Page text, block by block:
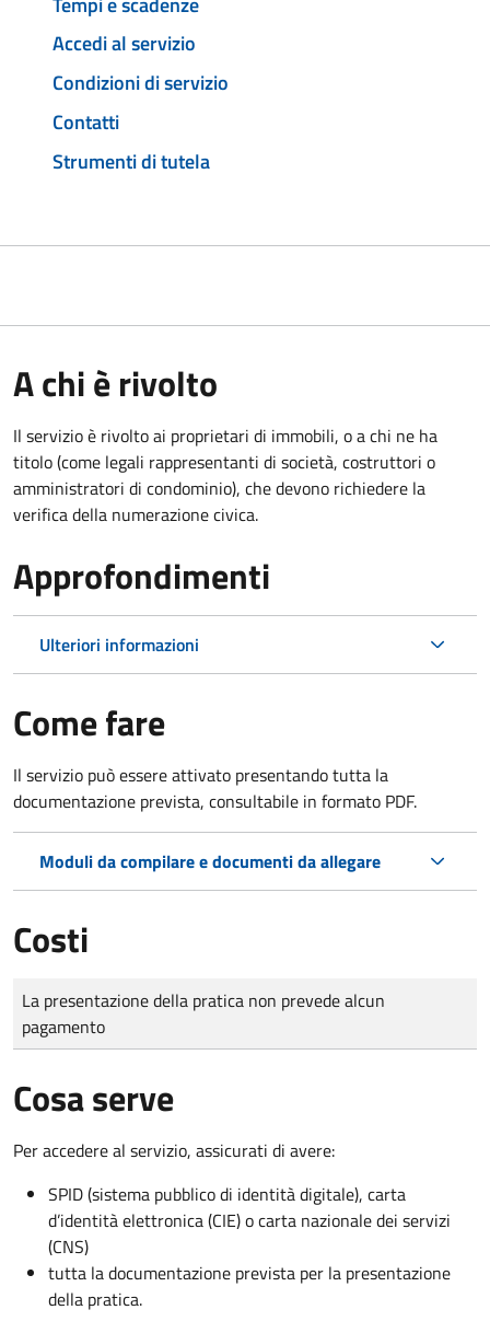
Accedi al servizio
Condizioni di servizio
Contatti
Strumenti di tutela
A chi è rivolto
Il servizio è rivolto ai proprietari di immobili, o a chi ne ha
titolo (come legali rappresentanti di società, costruttori o
amministratori di condominio), che devono richiedere la
verifica della numerazione civica.
Approfondimenti
Ulteriori informazioni
Come fare
Il servizio può essere attivato presentando tutta la
documentazione prevista, consultabile in formato PDF.
Moduli da compilare e documenti da allegare
Costi
Tipo di pagamento
Importo
La presentazione della pratica non prevede alcun
pagamento
Cosa serve
Per accedere al servizio, assicurati di avere:
SPID (sistema pubblico di identità digitale), carta
d’identità elettronica (CIE) o carta nazionale dei servizi
(CNS)
tutta la documentazione prevista per la presentazione
della pratica.